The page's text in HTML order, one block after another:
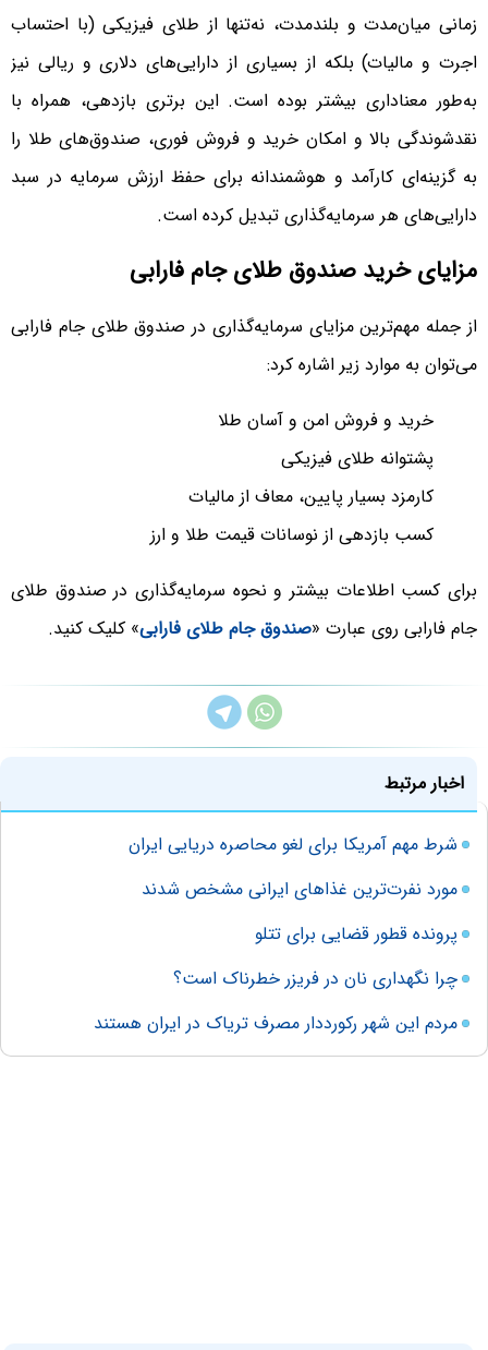
زمانی میان‌مدت و بلندمدت، نه‌تنها از طلای فیزیکی (با احتساب
اجرت و مالیات) بلکه از بسیاری از دارایی‌های دلاری و ریالی نیز
به‌طور معناداری بیشتر بوده است. این برتری بازدهی، همراه با
نقدشوندگی بالا و امکان خرید و فروش فوری، صندوق‌های طلا را
به گزینه‌ای کارآمد و هوشمندانه برای حفظ ارزش سرمایه در سبد
دارایی‌های هر سرمایه‌گذاری تبدیل کرده است.
مزایای خرید صندوق طلای جام فارابی
از جمله مهم‌ترین مزایای سرمایه‌گذاری در صندوق طلای جام فارابی
می‌توان به موارد زیر اشاره کرد:
خرید و فروش امن و آسان طلا
پشتوانه طلای فیزیکی
کارمزد بسیار پایین، معاف از مالیات
کسب بازدهی از نوسانات قیمت طلا و ارز
برای کسب اطلاعات بیشتر و نحوه سرمایه‌گذاری در صندوق طلای
جام فارابی روی عبارت «صندوق جام طلای فارابی» کلیک کنید.
اخبار مرتبط
شرط مهم آمریکا برای لغو محاصره دریایی ایران
مورد نفرت‌ترین غذاهای ایرانی مشخص شدند
پرونده قطور قضایی برای تتلو
چرا نگهداری نان در فریزر خطرناک است؟
مردم این شهر رکورددار مصرف تریاک در ایران هستند